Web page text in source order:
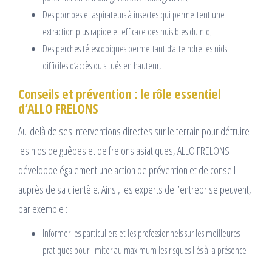
Des pompes et aspirateurs à insectes qui permettent une
extraction plus rapide et efficace des nuisibles du nid;
Des perches télescopiques permettant d’atteindre les nids
difficiles d’accès ou situés en hauteur,
Conseils et prévention : le rôle essentiel
d’ALLO FRELONS
Au-delà de ses interventions directes sur le terrain pour détruire
les nids de guêpes et de frelons asiatiques, ALLO FRELONS
développe également une action de prévention et de conseil
auprès de sa clientèle. Ainsi, les experts de l’entreprise peuvent,
par exemple :
Informer les particuliers et les professionnels sur les meilleures
pratiques pour limiter au maximum les risques liés à la présence